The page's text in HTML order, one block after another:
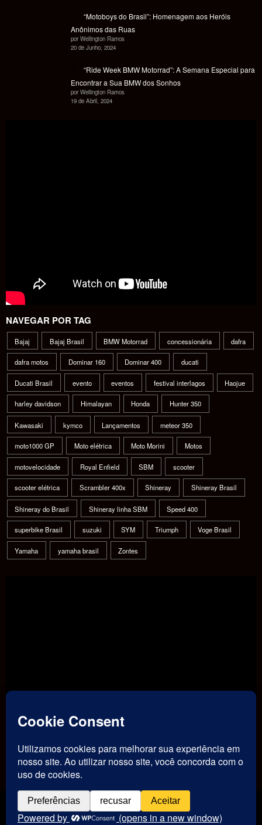
“Motoboys do Brasil”: Homenagem aos Heróis
Anônimos das Ruas
por Wellington Ramos
20 de Junho, 2024
“Ride Week BMW Motorrad”: A Semana Especial para
Encontrar a Sua BMW dos Sonhos
por Wellington Ramos
19 de Abril, 2024
NAVEGAR POR TAG
Bajaj Bajaj Brasil BMW Motorrad concessionária dafra
dafra motos Dominar 160 Dominar 400 ducati
Ducati Brasil evento eventos festival interlagos Haojue
harley davidson Himalayan Honda Hunter 350
Kawasaki kymco Lançamentos meteor 350
moto1000 GP Moto elétrica Moto Morini Motos
motovelocidade Royal Enfield SBM scooter
scooter elétrica Scrambler 400x Shineray Shineray Brasil
Shineray do Brasil Shineray linha SBM Speed 400
superbike Brasil suzuki SYM Triumph Voge Brasil
Yamaha yamaha brasil Zontes
TikTok Threads Instagram Youtube Facebook
Motoneiro - Canal & BlogMotoneiro| 2026 | Powered BySpiceThemes